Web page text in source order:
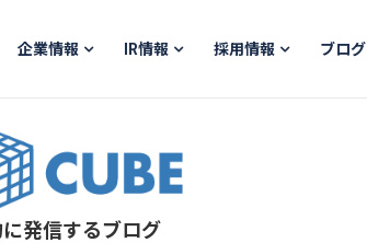
企業情報 IR情報 採用情報 ブログ
発信するブログ